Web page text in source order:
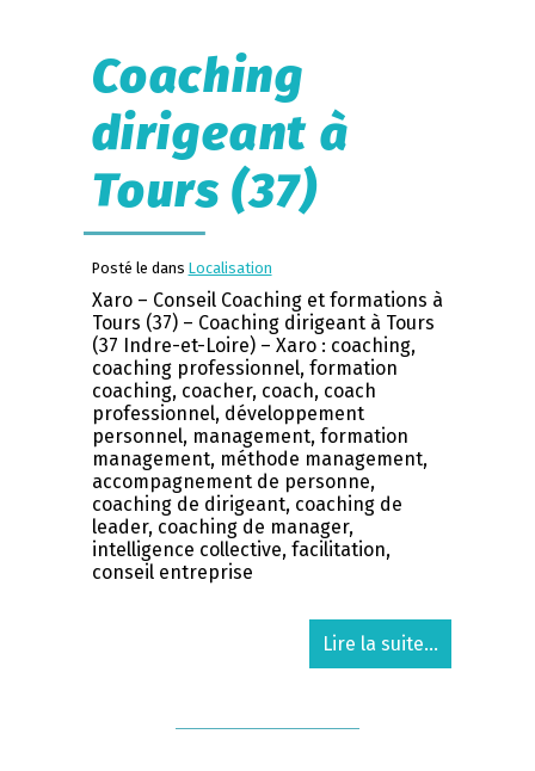
Coaching
dirigeant à
Tours (37)
Posté le dans Localisation
Xaro – Conseil Coaching et formations à
Tours (37) – Coaching dirigeant à Tours
(37 Indre-et-Loire) – Xaro : coaching,
coaching professionnel, formation
coaching, coacher, coach, coach
professionnel, développement
personnel, management, formation
management, méthode management,
accompagnement de personne,
coaching de dirigeant, coaching de
leader, coaching de manager,
intelligence collective, facilitation,
conseil entreprise
Lire la suite...